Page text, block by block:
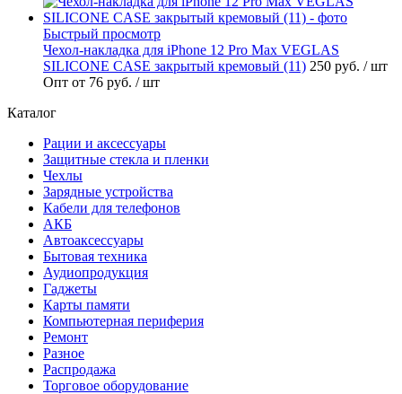
Быстрый просмотр
Чехол-накладка для iPhone 12 Pro Max VEGLAS
SILICONE CASE закрытый кремовый (11) 250 руб. / шт
Опт от 76 руб. / шт
Каталог
Рации и аксессуары
Защитные стекла и пленки
Чехлы
Зарядные устройства
Кабели для телефонов
АКБ
Автоаксессуары
Бытовая техника
Аудиопродукция
Гаджеты
Карты памяти
Компьютерная периферия
Ремонт
Разное
Распродажа
Торговое оборудование